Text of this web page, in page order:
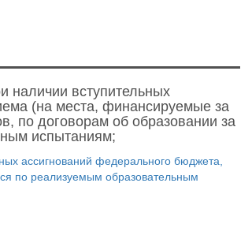
наличии вступительных
(на места, финансируемые за
по договорам об образовании за
испытаниям;
ассигнований федерального бюджета,
по реализуемым образовательным